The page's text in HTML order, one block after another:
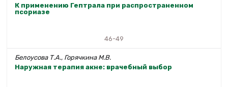
К применению Гептрала при распространенном
псориазе
46-49
Белоусова Т.А., Горячкина М.В.
Наружная терапия акне: врачебный выбор